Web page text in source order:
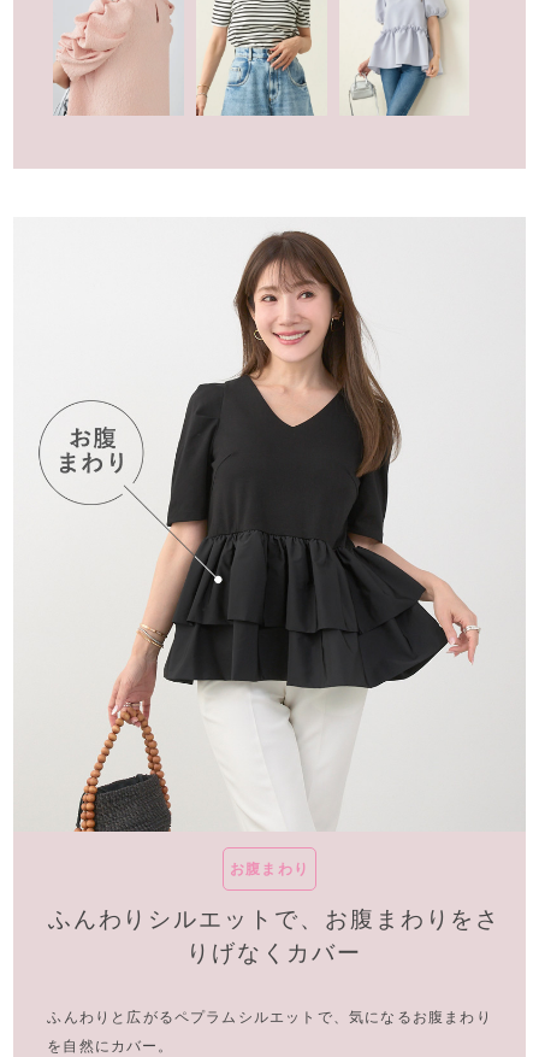
お腹まわり
ふんわりシルエットで、
お腹まわりをさ
りげなくカバー
ふんわりと広がるペプラムシルエットで、気になるお腹まわり
を自然にカバー。